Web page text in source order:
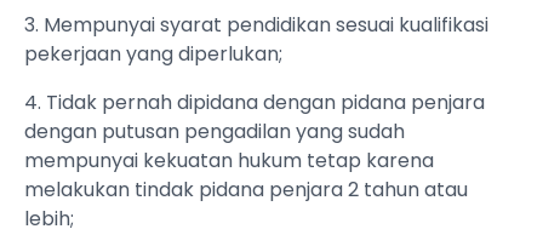
3. Mempunyai syarat pendidikan sesuai kualifikasi
pekerjaan yang diperlukan;
4. Tidak pernah dipidana dengan pidana penjara
dengan putusan pengadilan yang sudah
mempunyai kekuatan hukum tetap karena
melakukan tindak pidana penjara 2 tahun atau
lebih;